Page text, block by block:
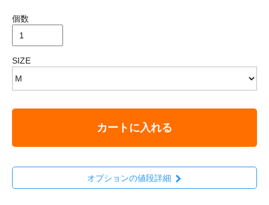
個数
SIZE
カートに入れる
オプションの値段詳細